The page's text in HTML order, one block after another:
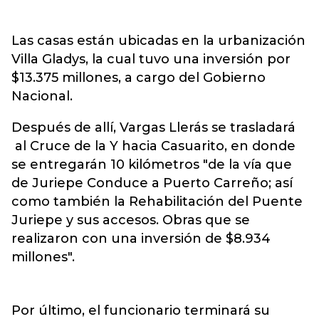
Las casas están ubicadas en la urbanización
Villa Gladys, la cual tuvo una inversión por
$13.375 millones, a cargo del Gobierno
Nacional.
Después de allí, Vargas Llerás se trasladará
al Cruce de la Y hacia Casuarito, en donde
se entregarán 10 kilómetros "de la vía que
de Juriepe Conduce a Puerto Carreño; así
como también la Rehabilitación del Puente
Juriepe y sus accesos. Obras que se
realizaron con una inversión de $8.934
millones".
Por último, el funcionario terminará su